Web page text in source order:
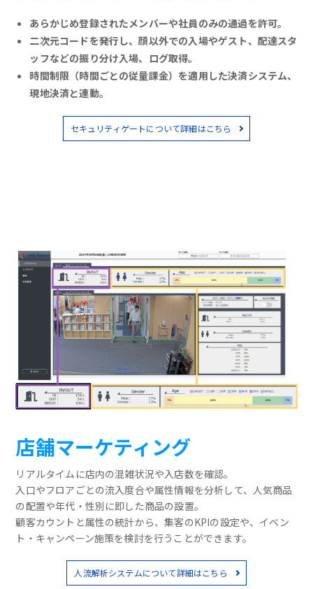
あらかじめ登録されたメンバーや社員のみの通過を許可。
二次元コードを発行し、顔以外での入場やゲスト、配達スタ
ッフなどの振り分け入場、ログ取得。
時間制限（時間ごとの従量課金）を適用した決済システム、
現地決済と連動。
セキュリティゲートについて詳細はこちら
店舗マーケティング
リアルタイムに店内の混雑状況や入店数を確認。
入口やフロアごとの流入度合や属性情報を分析して、人気商品
の配置や年代・性別に即した商品の設置。
顧客カウントと属性の統計から、集客のKPIの設定や、イベン
ト・キャンペーン施策を検討を行うことができます。
人流解析システムについて詳細はこちら